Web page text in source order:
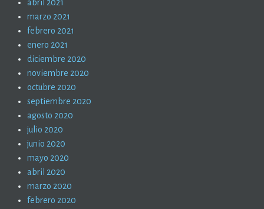
abril 2021
marzo 2021
febrero 2021
enero 2021
diciembre 2020
noviembre 2020
octubre 2020
septiembre 2020
agosto 2020
julio 2020
junio 2020
mayo 2020
abril 2020
marzo 2020
febrero 2020